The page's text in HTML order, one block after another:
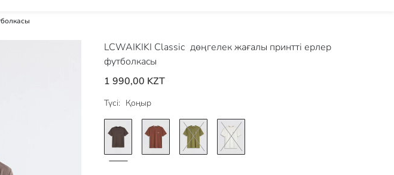
LCWAIKIKI Classic дөңгелек жағалы принтті ерлер
футболкасы
1 990,00 KZT
Түсі: Қоңыр